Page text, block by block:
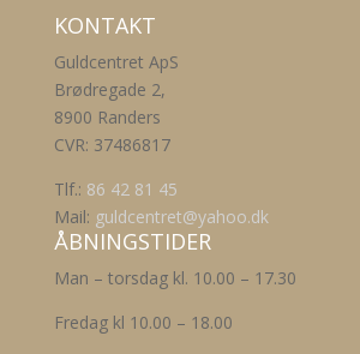
KONTAKT
Guldcentret ApS
Brødregade 2,
8900 Randers
CVR: 37486817
Tlf.: 86 42 81 45
Mail: guldcentret@yahoo.dk
ÅBNINGSTIDER
Man – torsdag kl. 10.00 – 17.30
Fredag kl 10.00 – 18.00